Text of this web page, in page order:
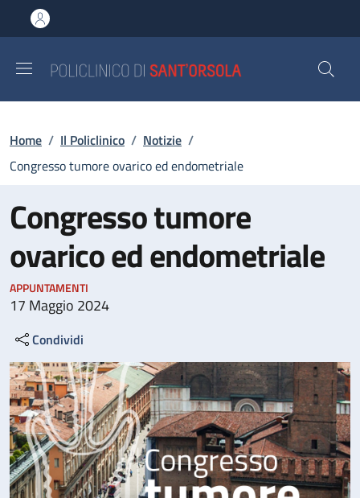
al contenuto principale
to footer content
Briciole di pane
Home / Il Policlinico / Notizie /
Congresso tumore ovarico ed endometriale
Congresso tumore
ovarico ed endometriale
APPUNTAMENTI
17 Maggio 2024
Condividi